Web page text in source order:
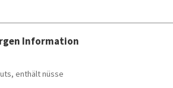
Information